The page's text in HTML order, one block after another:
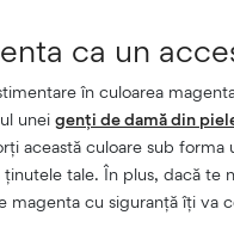
ca un
în culoarea
unei genți de damă din
această culoare sub
tale. În plus, dacă
magenta cu siguranță îți va